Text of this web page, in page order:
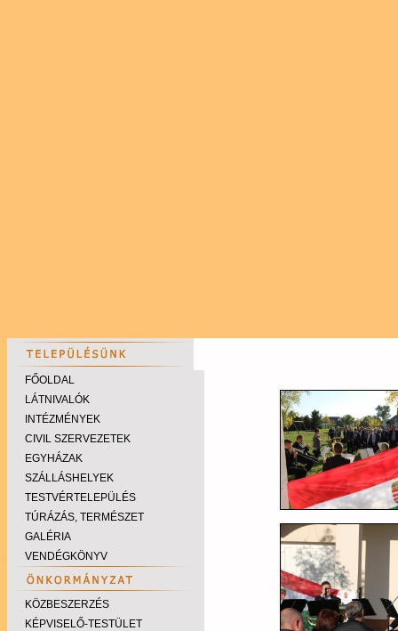
FŐOLDAL
LÁTNIVALÓK
INTÉZMÉNYEK
CIVIL SZERVEZETEK
EGYHÁZAK
SZÁLLÁSHELYEK
TESTVÉRTELEPÜLÉS
TÚRÁZÁS, TERMÉSZET
GALÉRIA
VENDÉGKÖNYV
KÖZBESZERZÉS
KÉPVISELŐ-TESTÜLET